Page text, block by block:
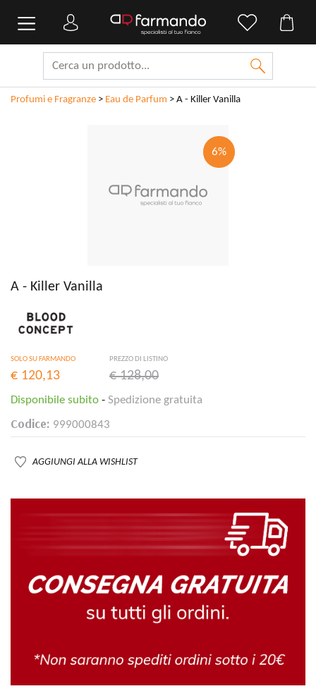
Profumi e Fragranze > Eau de Parfum > A - Killer Vanilla
6%
A - Killer Vanilla
SOLO SU FARMANDO
€ 120,13
PREZZO DI LISTINO
€ 128,00
Disponibile subito - Spedizione gratuita
Codice: 999000843
AGGIUNGI ALLA WISHLIST